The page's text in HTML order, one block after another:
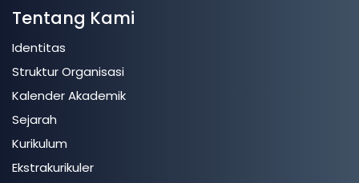
Tentang Kami
Identitas
Struktur Organisasi
Kalender Akademik
Sejarah
Kurikulum
Ekstrakurikuler